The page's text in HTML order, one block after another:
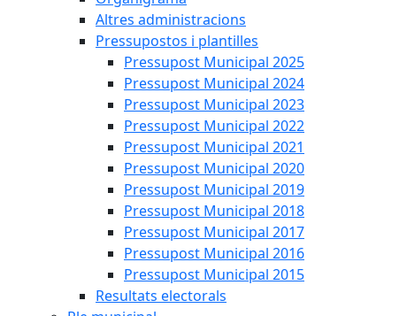
Altres administracions
Pressupostos i plantilles
Pressupost Municipal 2025
Pressupost Municipal 2024
Pressupost Municipal 2023
Pressupost Municipal 2022
Pressupost Municipal 2021
Pressupost Municipal 2020
Pressupost Municipal 2019
Pressupost Municipal 2018
Pressupost Municipal 2017
Pressupost Municipal 2016
Pressupost Municipal 2015
Resultats electorals